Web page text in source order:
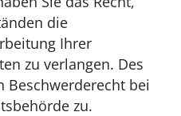
die
Ihrer
zu verlangen. Des
Beschwerderecht bei
zu.